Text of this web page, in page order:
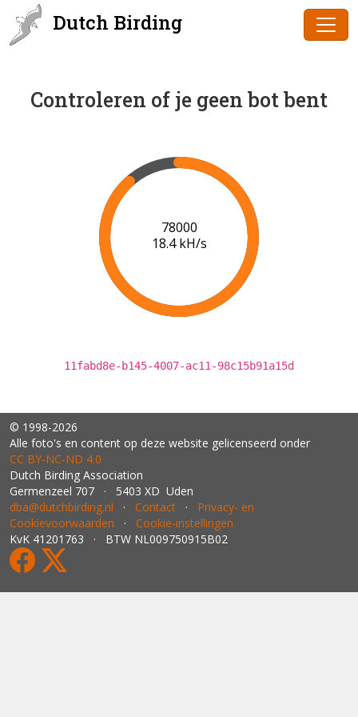
Dutch Birding
Controleren of je geen bot bent
80000
18.5 kH/s
11fabd8e-b145-4007-ac11-98c15b91a15d
© 1998-2026
Alle foto's en content op deze website gelicenseerd onder
CC BY‑NC‑ND 4.0
Dutch Birding Association
Germenzeel 707 · 5403 XD Uden
dba@dutchbirding.nl · Contact · Privacy- en
Cookievoorwaarden · Cookie-instellingen
KvK 41201763 · BTW NL009750915B02